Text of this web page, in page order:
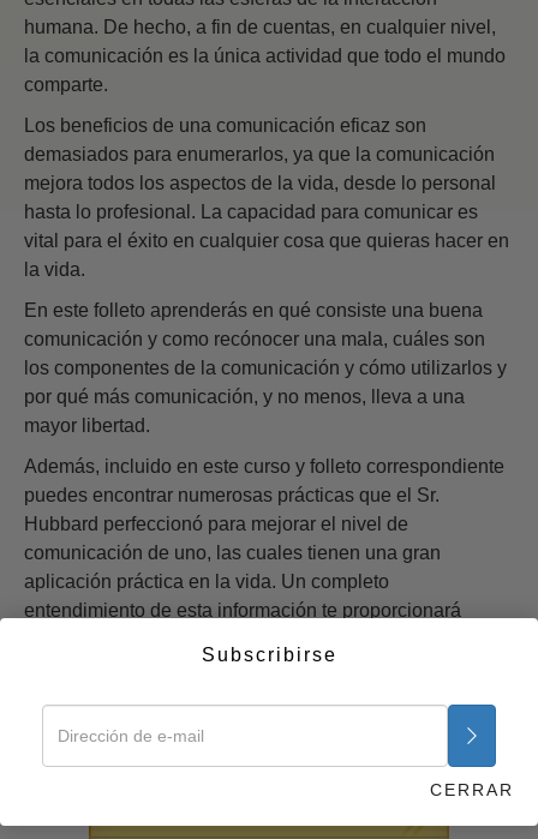
humana. De hecho, a fin de cuentas, en cualquier nivel,
la comunicación es la única actividad que todo el mundo
comparte.
Los beneficios de una comunicación eficaz son
demasiados para enumerarlos, ya que la comunicación
mejora todos los aspectos de la vida, desde lo personal
hasta lo profesional. La capacidad para comunicar es
vital para el éxito en cualquier cosa que quieras hacer en
la vida.
En este folleto aprenderás en qué consiste una buena
comunicación y como recónocer una mala, cuáles son
los componentes de la comunicación y cómo utilizarlos y
por qué más comunicación, y no menos, lleva a una
mayor libertad.
Además, incluido en este curso y folleto correspondiente
puedes encontrar numerosas prácticas que el Sr.
Hubbard perfeccionó para mejorar el nivel de
comunicación de uno, las cuales tienen una gran
aplicación práctica en la vida. Un completo
entendimiento de esta información te proporcionará
CURSOS GRATUITOS POR
INTERNET
Subscribirse
CERRAR